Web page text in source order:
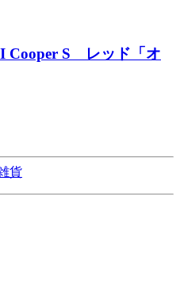
Cooper S レッド「オ
貨